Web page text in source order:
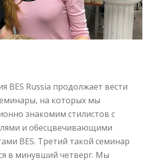
BES Russia продолжает вести
на которых мы
знакомим стилистов с
и обесцвечивающими
BES. Третий такой семинар
в минувший четверг. Мы